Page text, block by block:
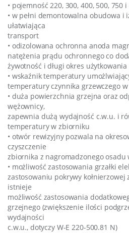
• pojemność 220, 300, 400, 500, 750
• w pełni demontowalna obudowa i
ułatwiająca
transport
• odizolowana ochronna anoda
natężenia prądu ochronnego co
żywotność i długi okres
• wskaźnik temperatury
temperatury czynnika grzewczego
• duża powierzchnia grzejna oraz
wężownicy,
zapewnia dużą wydajność c.w.u. i
temperatury w zbiorniku
• otwór rewizyjny pozwala na
czyszczenie
zbiornika z nagromadzonego osadu
• możliwość zastosowania grzałki
zastosowaniu pokrywy kołnierzowej
istnieje
możliwość zastosowania
grzejnego (zwiększenie ilości
wydajności
c.w.u., dotyczy W-E 220-500.81 N)